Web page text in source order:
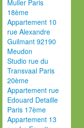
Muller Paris
18ème
Appartement 10
rue Alexandre
Guilmant 92190
Meudon
Studio rue du
Transvaal Paris
20ème
Appartement rue
Edouard Detaille
Paris 17ème
Appartement 13